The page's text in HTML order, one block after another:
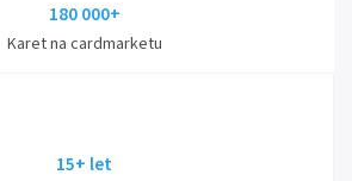
180 000+
Karet na cardmarketu
15+ let